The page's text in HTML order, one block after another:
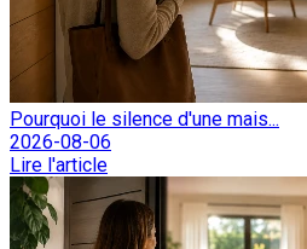
Pourquoi le silence d'une mais...
2026-08-06
Lire l'article